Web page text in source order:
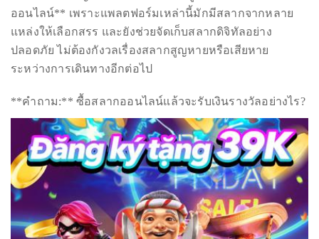
แท้จริง เพียงปลายนิ้วสัมผัสบนหน้าจอสมาร์ทโฟน คุณก็
สามารถเลือกเลขที่ชอบและชำระเงินได้จากบ้านโดยไม่ต้อง
รอคิวหรือเผชิญฝนตก **เพิ่มโอกาสถูกรางวัลด้วยสลาก
ออนไลน์** เพราะแพลตฟอร์มเหล่านี้มักมีสลากจากหลาย
ปลอดภัย ไม่ต้องกังวลเรื่องสลากสูญหายหรือเสียหาย
ระหว่างการเดินทางอีกต่อไป
**คำถาม:** ซื้อสลากออนไลน์แล้วจะรับเงินรางวัลอย่างไร?